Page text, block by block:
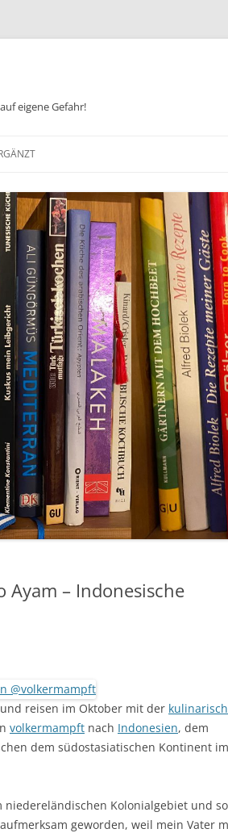
eigene Gefahr!
Ayam – Indonesische
reisen im Oktober mit der
volkermampft nach Indonesien, dem
dem südostasiatischen Kontinent im
Kolonialgebiet und so
geworden, weil mein Vater